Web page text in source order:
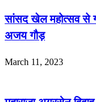
सांसद खेल महोत्सव से
अजय गौड़
March 11, 2023